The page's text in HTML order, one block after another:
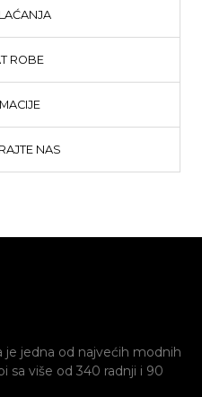
ROBE
NAS
je jedna od najvećih modnih
sa više od 340 radnji i 90